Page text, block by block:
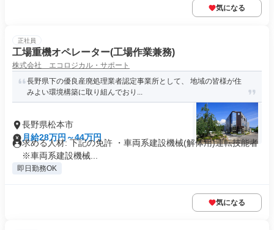
気になる
正社員
工場重機オペレーター(工場作業兼務)
株式会社 エコロジカル・サポート
長野県下の優良産廃処理業者認定事業所として、 地域の皆様が住
みよい環境構築に取り組んでおり...
長野県松本市
月給28万円～44万円
求める人材: 下記の免許 ・車両系建設機械(解体用)運転技能者
※車両系建設機械...
即日勤務OK
気になる